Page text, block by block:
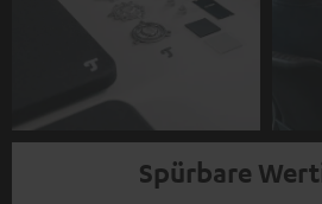
Spürbare